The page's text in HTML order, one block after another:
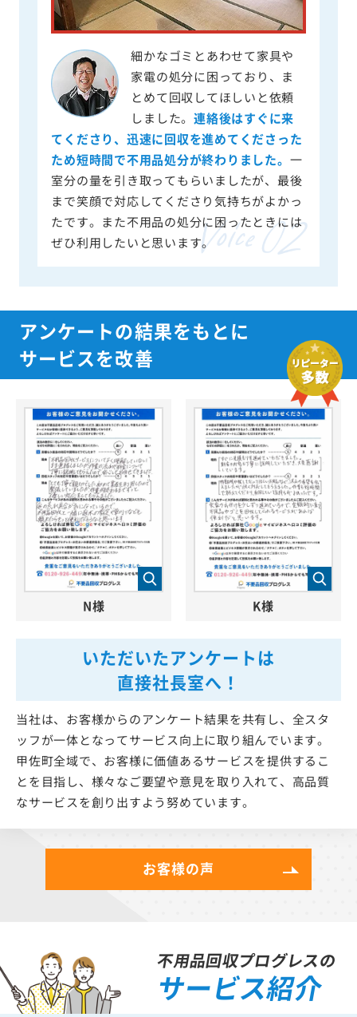
細かなゴミとあわせて家具や
家電の処分に困っており、ま
とめて回収してほしいと依頼
しました。連絡後はすぐに来
てくださり、迅速に回収を進めてくださった
ため短時間で不用品処分が終わりました。 一
室分の量を引き取ってもらいましたが、最後
まで笑顔で対応してくださり気持ちがよかっ
たです。また不用品の処分に困ったときには
ぜひ利用したいと思います。
アンケートの結果をもとに
サービスを改善
いただいたアンケートは
直接社長室へ！
当社は、お客様からのアンケート結果を共有し、全スタ
ッフが一体となってサービス向上に取り組んでいます。
甲佐町全域で、お客様に価値あるサービスを提供するこ
とを目指し、様々なご要望や意見を取り入れて、高品質
なサービスを創り出すよう努めています。
N様 K様
お客様の声
不用品回収プログレスの
サービス紹介